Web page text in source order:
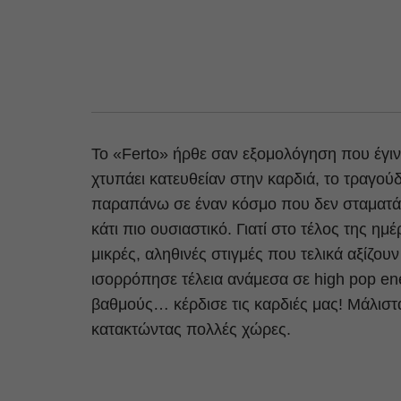
Το «Ferto» ήρθε σαν εξομολόγηση που
χτυπάει κατευθείαν στην καρδιά, το
παραπάνω σε έναν κόσμο που δεν
κάτι πιο ουσιαστικό. Γιατί στο τέλος της
μικρές, αληθινές στιγμές που τελικά
ισορρόπησε τέλεια ανάμεσα σε high pop
βαθμούς… κέρδισε τις καρδιές μας!
κατακτώντας πολλές χώρες.